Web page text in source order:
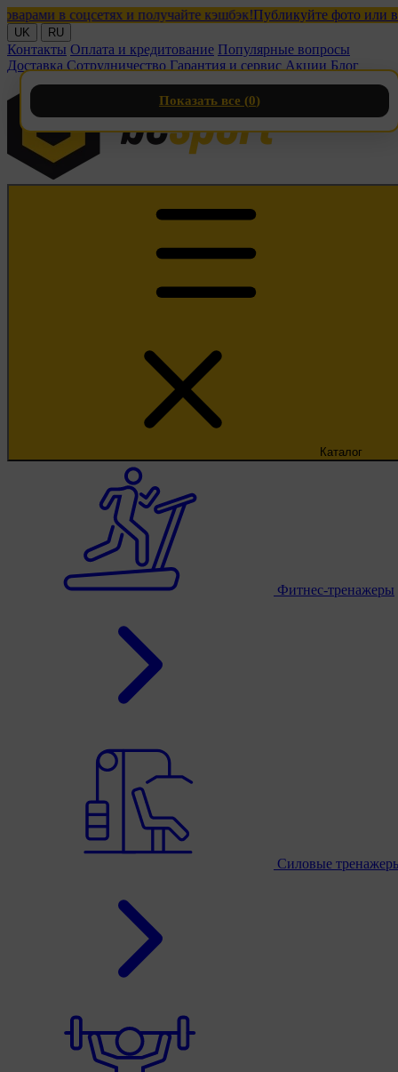
в соцсетях и получайте кэшбэк!Публикуйте фото или видео
UK RU
Контакты Оплата и кредитование Популярные вопросы
Доставка Сотрудничество Гарантия и сервис Акции Блог
Каталог
Фитнес-тренажеры
Силовые
Показать все (0)